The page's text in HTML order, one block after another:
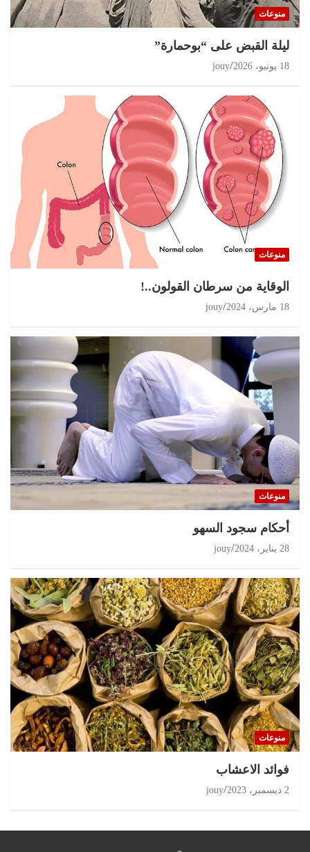
منوعات
ليلة القبض على “بوحمارة”
18 يونيو، 2026 jouy
منوعات
الوقاية من سرطان القولون..!
18 مارس، 2024 jouy
منوعات
أحكام سجود السهو
28 يناير، 2024 jouy
منوعات
‏فوائد الاعشاب
2 ديسمبر، 2023 jouy